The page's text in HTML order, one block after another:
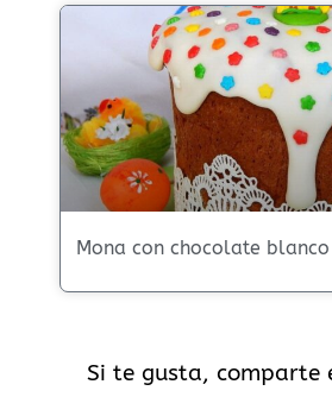
Mona con chocolate blanco
Si te gusta, comparte